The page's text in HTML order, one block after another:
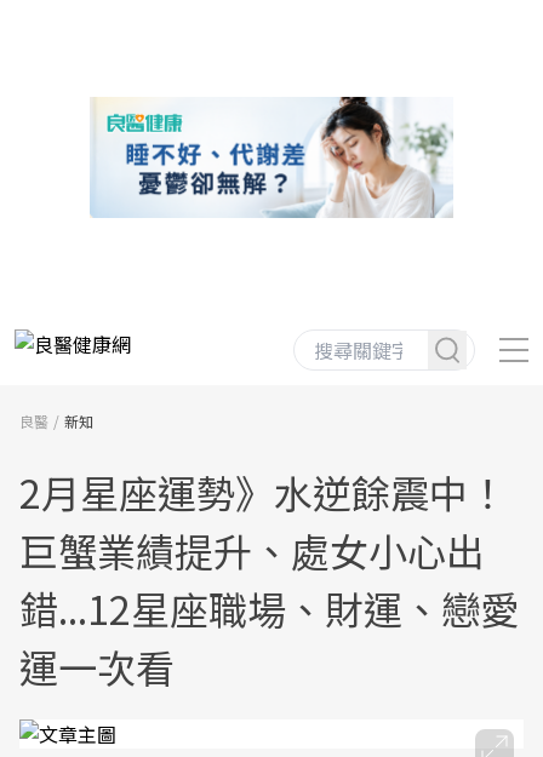
良醫 新知
2月星座運勢》水逆餘震中！
巨蟹業績提升、處女小心出
錯...12星座職場、財運、戀愛
運一次看